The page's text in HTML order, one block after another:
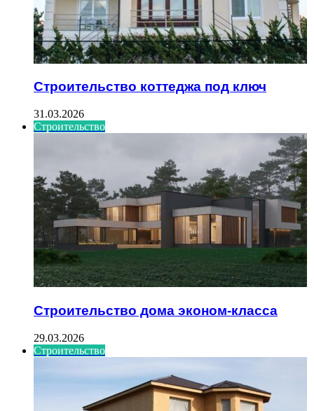
Строительство коттеджа под ключ
31.03.2026
Строительство
Строительство дома эконом-класса
29.03.2026
Строительство